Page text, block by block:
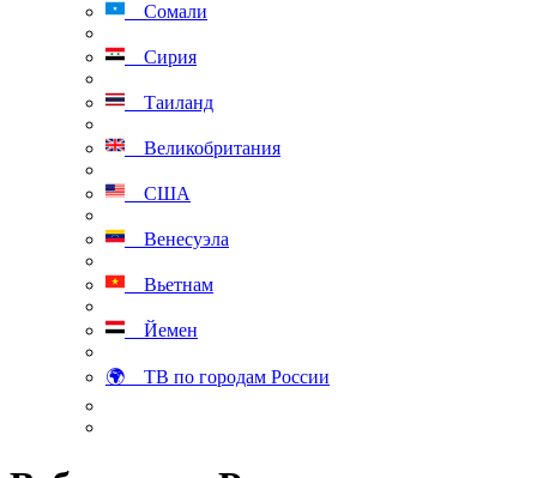
Сомали
Сирия
Таиланд
Великобритания
США
Венесуэла
Вьетнам
Йемен
🌍 ТВ по городам России